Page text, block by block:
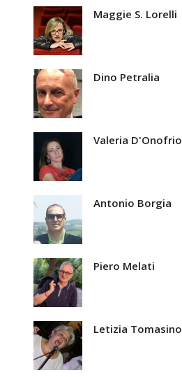
Maggie S. Lorelli
Dino Petralia
Valeria D'Onofrio
Antonio Borgia
Piero Melati
Letizia Tomasino